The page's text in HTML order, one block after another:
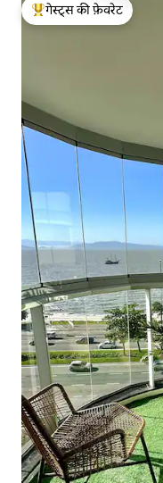
गेस्ट्स का टॉप फ़ेवरेट
गेस्ट्स की फ़ेवरेट